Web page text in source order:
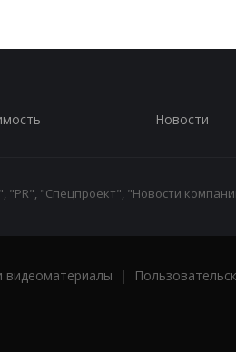
Новости
"Спецпроект", "Новости
видеоматериалы |